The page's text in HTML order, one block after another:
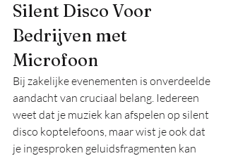
Silent Disco Voor
Bedrijven met
Microfoon
Bij zakelijke evenementen is onverdeelde
aandacht van cruciaal belang. Iedereen
weet dat je muziek kan afspelen op silent
disco koptelefoons, maar wist je ook dat
je ingesproken geluidsfragmenten kan